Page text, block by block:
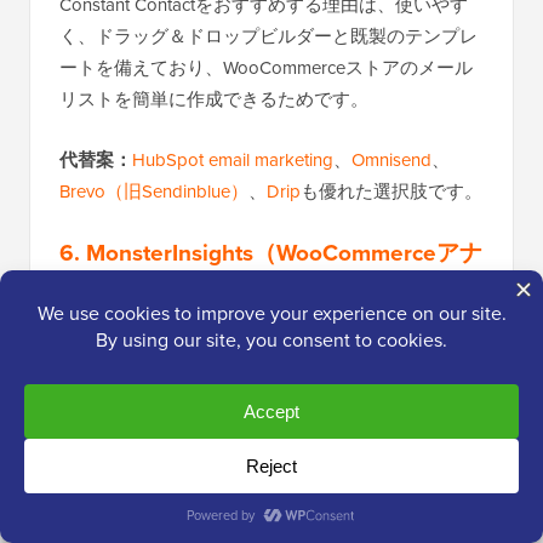
く、ドラッグ＆ドロップビルダーと既製のテンプレ
ートを備えており、WooCommerceストアのメール
リストを簡単に作成できるためです。
代替案： HubSpot email marketing、 Omnisend、
Brevo（旧Sendinblue） 、 Dripも優れた選択肢です。
6. MonsterInsights （WooCommerceアナ